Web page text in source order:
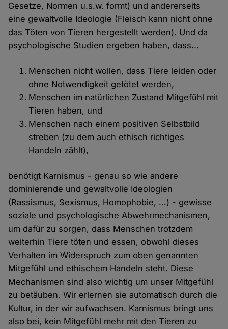
Gesetze, Normen u.s.w. formt) und andererseits
eine gewaltvolle Ideologie (Fleisch kann nicht ohne
das Töten von Tieren hergestellt werden). Und da
psychologische Studien ergeben haben, dass...
Menschen nicht wollen, dass Tiere leiden oder
ohne Notwendigkeit getötet werden,
Menschen im natürlichen Zustand Mitgefühl mit
Tieren haben, und
Menschen nach einem positiven Selbstbild
streben (zu dem auch ethisch richtiges
Handeln zählt),
benötigt Karnismus - genau so wie andere
dominierende und gewaltvolle Ideologien
(Rassismus, Sexismus, Homophobie, ...) - gewisse
soziale und psychologische Abwehrmechanismen,
um dafür zu sorgen, dass Menschen trotzdem
weiterhin Tiere töten und essen, obwohl dieses
Verhalten im Widerspruch zum oben genannten
Mitgefühl und ethischem Handeln steht. Diese
Mechanismen sind also wichtig um unser Mitgefühl
zu betäuben. Wir erlernen sie automatisch durch die
Kultur, in der wir aufwachsen. Karnismus bringt uns
also bei, kein Mitgefühl mehr mit den Tieren zu